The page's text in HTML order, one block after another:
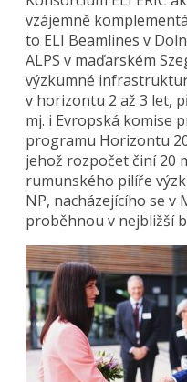
vzájemně
to ELI Beamlines v
ALPS v maďarském
výzkumné
v horizontu 2 až 3 let,
mj. i Evropská komise
programu Horizontu
jehož rozpočet činí 20
rumunského pilíře
NP, nacházejícího se v
proběhnou v nejbližší